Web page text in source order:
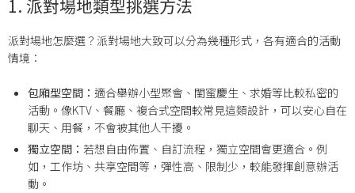
1. 派對場地類型挑選方法
派對場地怎麼選？派對場地大致可以分為幾種形式，各有適合的活動
情境：
包廂型空間： 適合舉辦小型聚會、閨蜜慶生、求婚等比較私密的
活動。像KTV、餐廳、複合式空間較常見這類設計，可以安心自在
聊天、用餐，不會被其他人干擾。
獨立空間： 若想自由佈置、自訂流程，獨立空間會更適合。例
如，工作坊、共享空間等，彈性高、限制少，較能發揮創意辦活
動。